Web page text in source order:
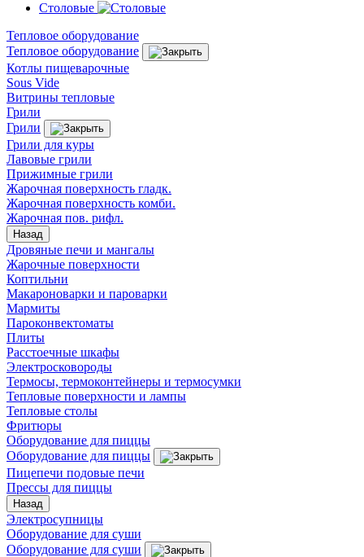
Столовые
Тепловое оборудование
Тепловое оборудование
Котлы пищеварочные
Sous Vide
Витрины тепловые
Грили
Грили
Грили для куры
Лавовые грили
Прижимные грили
Жарочная поверхность гладк.
Жарочная поверхность комби.
Жарочная пов. рифл.
Назад
Дровяные печи и мангалы
Жарочные поверхности
Коптильни
Макароноварки и пароварки
Мармиты
Пароконвектоматы
Плиты
Расстоечные шкафы
Электросковороды
Термосы, термоконтейнеры и термосумки
Тепловые поверхности и лампы
Тепловые столы
Фритюры
Оборудование для пиццы
Оборудование для пиццы
Пицепечи подовые печи
Прессы для пиццы
Назад
Электросупницы
Оборудование для суши
Оборудование для суши